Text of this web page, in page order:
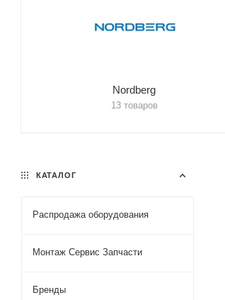
Nordberg
13 товаров
КАТАЛОГ
Распродажа оборудования
Монтаж Сервис Запчасти
Бренды